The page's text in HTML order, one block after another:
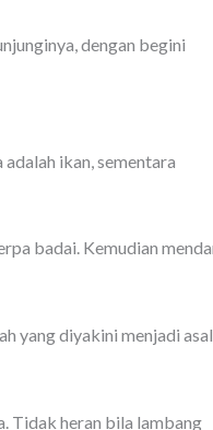
dengan begini
ikan, sementara
badai. Kemudian
yang diyakini menjadi asal
Tidak heran bila lambang